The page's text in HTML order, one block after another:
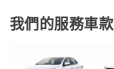
我們的服務車款